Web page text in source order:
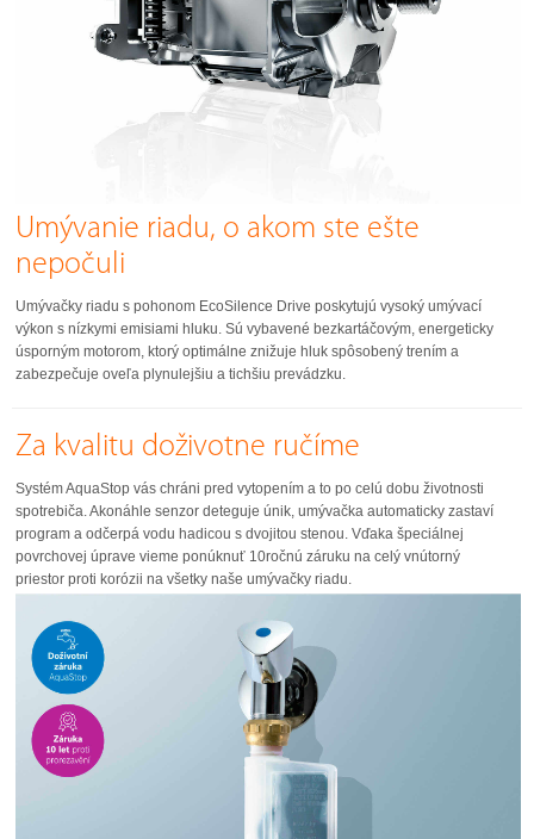
Umývanie riadu, o akom ste ešte
nepočuli
Umývačky riadu s pohonom EcoSilence Drive poskytujú vysoký umývací
výkon s nízkymi emisiami hluku. Sú vybavené bezkartáčovým, energeticky
úsporným motorom, ktorý optimálne znižuje hluk spôsobený trením a
zabezpečuje oveľa plynulejšiu a tichšiu prevádzku.
Za kvalitu doživotne ručíme
Systém AquaStop vás chráni pred vytopením a to po celú dobu životnosti
spotrebiča. Akonáhle senzor deteguje únik, umývačka automaticky zastaví
program a odčerpá vodu hadicou s dvojitou stenou. Vďaka špeciálnej
povrchovej úprave vieme ponúknuť 10ročnú záruku na celý vnútorný
priestor proti korózii na všetky naše umývačky riadu.